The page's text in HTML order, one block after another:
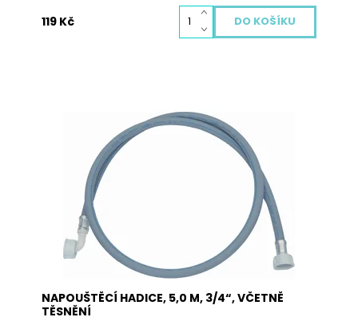
119 Kč
Napouštěcí hadice JOLLY v celkové délce 5,0 m,
3/4“ dodávaná včetně těsnění. Hadice je určená
pro všechny druhy praček a myček nádobí.
Jedna strana obsahuje přímou koncovku a
druhá strana obsahuje koncovku s kolínkem.
Dostupnost:
NAPOUŠTĚCÍ HADICE, 5,0 M, 3/4“, VČETNĚ
TĚSNĚNÍ